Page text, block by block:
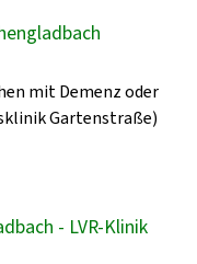
mit Demenz oder
Gartenstraße)
- LVR-Klinik